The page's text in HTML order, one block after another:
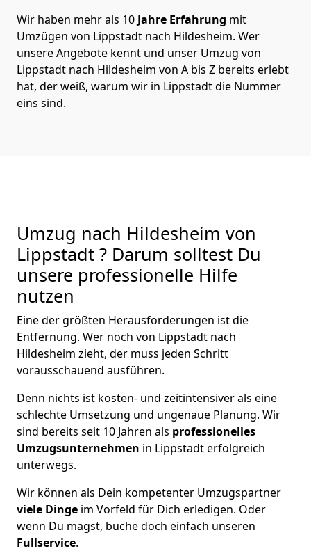
Wir haben mehr als 10 Jahre Erfahrung mit
Umzügen von Lippstadt nach Hildesheim. Wer
unsere Angebote kennt und unser Umzug von
Lippstadt nach Hildesheim von A bis Z bereits erlebt
hat, der weiß, warum wir in Lippstadt die Nummer
eins sind.
Umzug nach Hildesheim von
Lippstadt ? Darum solltest Du
unsere professionelle Hilfe
nutzen
Eine der größten Herausforderungen ist die
Entfernung. Wer noch von Lippstadt nach
Hildesheim zieht, der muss jeden Schritt
vorausschauend ausführen.
Denn nichts ist kosten- und zeitintensiver als eine
schlechte Umsetzung und ungenaue Planung. Wir
sind bereits seit 10 Jahren als professionelles
Umzugsunternehmen in Lippstadt erfolgreich
unterwegs.
Wir können als Dein kompetenter Umzugspartner
viele Dinge im Vorfeld für Dich erledigen. Oder
wenn Du magst, buche doch einfach unseren
Fullservice.